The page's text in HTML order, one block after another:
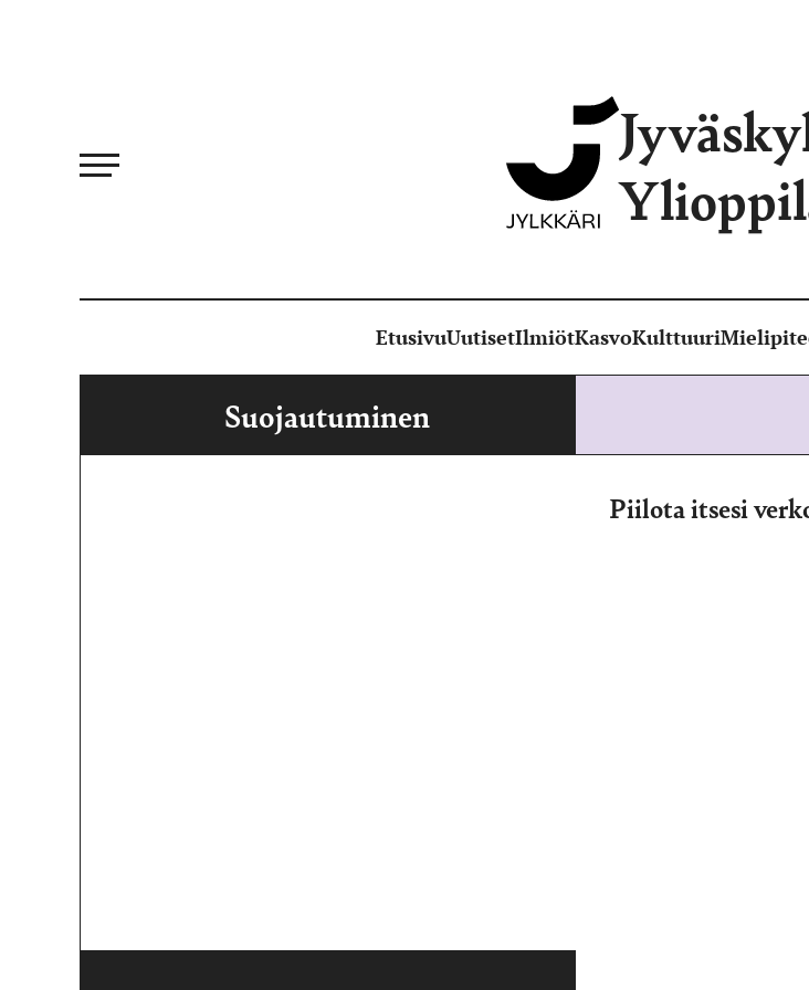
EtusivuUutisetIlmiötKasvoKulttuuri
Suojautuminen
Piilota itsesi